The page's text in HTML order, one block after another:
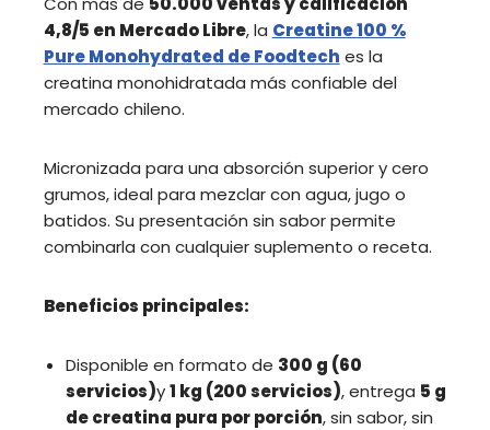
4,8/5 en Mercado Libre, la Creatine 100 %
Pure Monohydrated de Foodtech es la
creatina monohidratada más confiable del
mercado chileno.
Micronizada para una absorción superior y cero
grumos, ideal para mezclar con agua, jugo o
batidos. Su presentación sin sabor permite
combinarla con cualquier suplemento o receta.
Beneficios principales:
Disponible en formato de 300 g (60
servicios)y1 kg (200 servicios), entrega 5 g
de creatina pura por porción, sin sabor, sin